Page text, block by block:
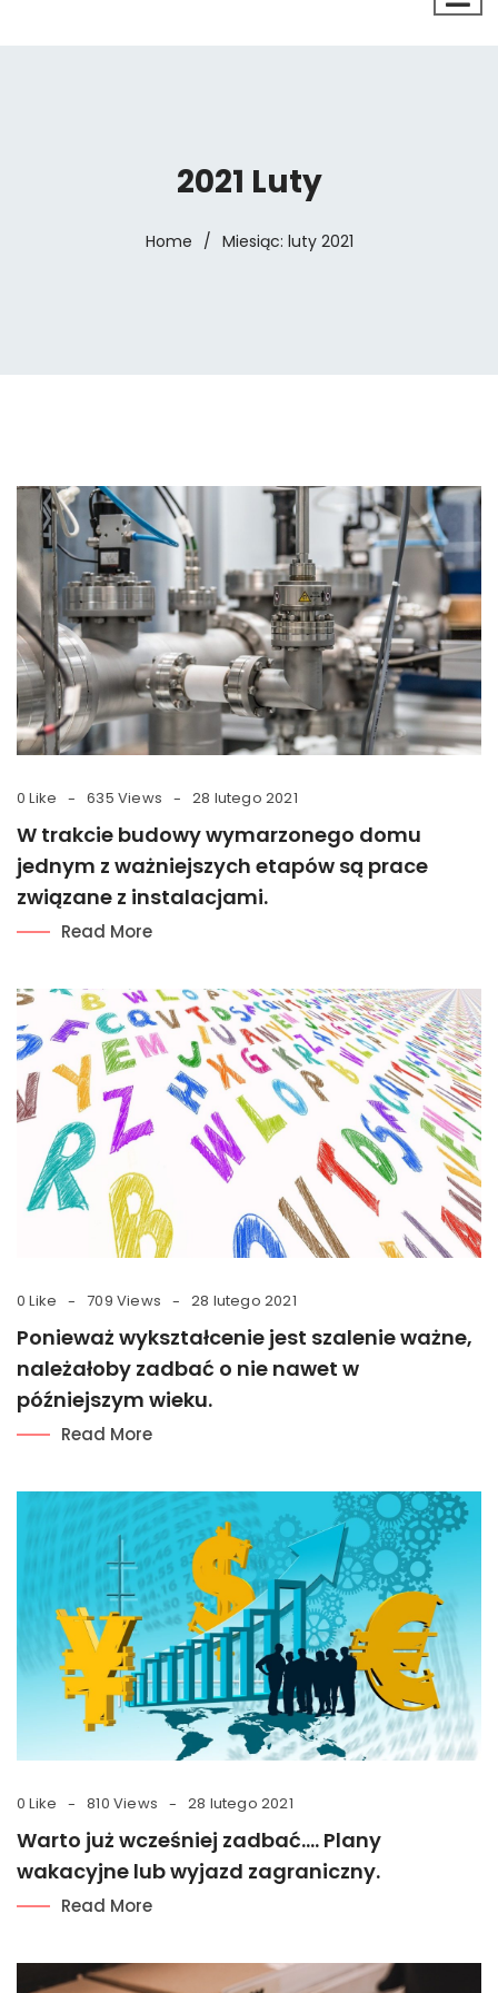
2021 Luty
Home / Miesiąc: luty 2021
0 Like 635 Views 28 lutego 2021
W trakcie budowy wymarzonego domu
jednym z ważniejszych etapów są prace
związane z instalacjami.
Read More
0 Like 709 Views 28 lutego 2021
Ponieważ wykształcenie jest szalenie ważne,
należałoby zadbać o nie nawet w
późniejszym wieku.
Read More
0 Like 810 Views 28 lutego 2021
Warto już wcześniej zadbać…. Plany
wakacyjne lub wyjazd zagraniczny.
Read More